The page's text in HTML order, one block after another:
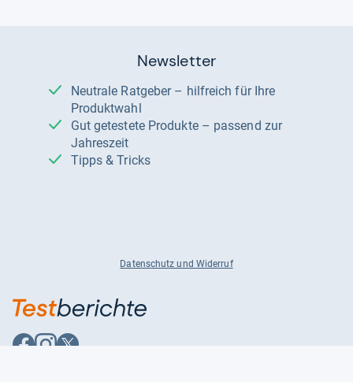
Newsletter
Neutrale Ratgeber – hilfreich für Ihre
Produktwahl
Gut getestete Produkte – passend zur
Jahreszeit
Tipps & Tricks
Datenschutz und Widerruf
AufAufAuf